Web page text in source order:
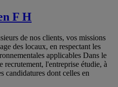
F H
de nos clients, vos missions
des locaux, en respectant les
applicables Dans le
recrutement, l'entreprise étudie, à
candidatures dont celles en